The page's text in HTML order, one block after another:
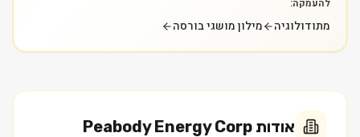
להעמקה:
מתודולוגיה מילון מושגי בורסה
אודות Peabody Energy Corp